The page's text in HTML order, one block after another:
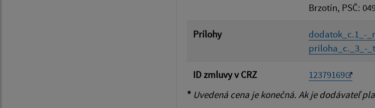
Brzotín, PSČ:
Prílohy dodatok_c.1_-
priloha_c._3_-
ID zmluvy v CRZ
12379169
* Uvedená cena je konečná. Ak je dodávateľ